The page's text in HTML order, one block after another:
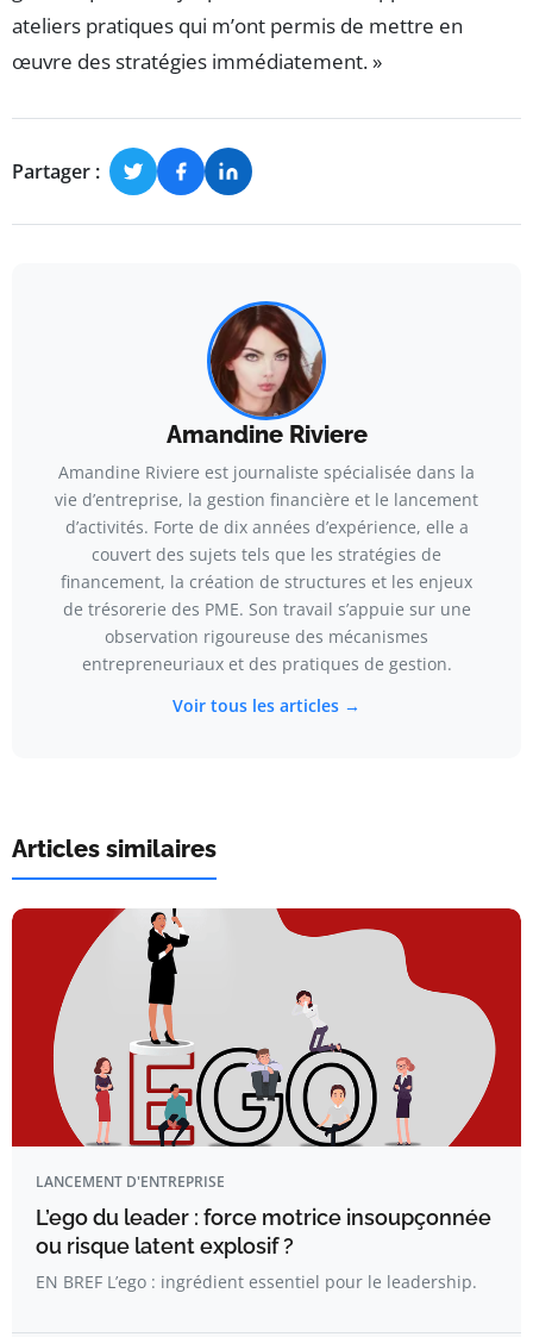
ateliers pratiques qui m’ont permis de mettre en
œuvre des stratégies immédiatement. »
Partager :
Amandine Riviere
Amandine Riviere est journaliste spécialisée dans la
vie d’entreprise, la gestion financière et le lancement
d’activités. Forte de dix années d’expérience, elle a
couvert des sujets tels que les stratégies de
financement, la création de structures et les enjeux
de trésorerie des PME. Son travail s’appuie sur une
observation rigoureuse des mécanismes
entrepreneuriaux et des pratiques de gestion.
Voir tous les articles →
Articles similaires
LANCEMENT D'ENTREPRISE
L’ego du leader : force motrice insoupçonnée
ou risque latent explosif ?
EN BREF L’ego : ingrédient essentiel pour le leadership.